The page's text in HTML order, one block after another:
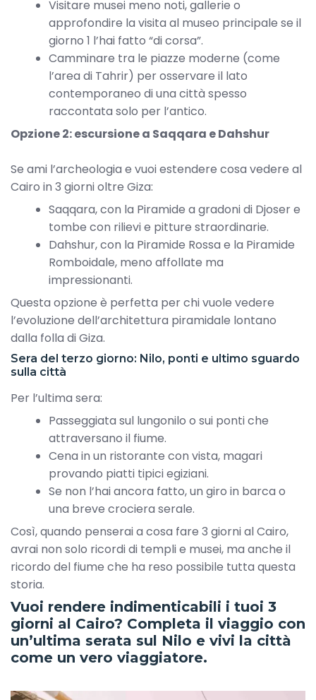
Visitare musei meno noti, gallerie o
approfondire la visita al museo principale se il
giorno 1 l’hai fatto “di corsa”.
Camminare tra le piazze moderne (come
l’area di Tahrir) per osservare il lato
contemporaneo di una città spesso
raccontata solo per l’antico.
Opzione 2: escursione a Saqqara e Dahshur
Se ami l’archeologia e vuoi estendere cosa vedere al
Cairo in 3 giorni oltre Giza:
Saqqara, con la Piramide a gradoni di Djoser e
tombe con rilievi e pitture straordinarie.
Dahshur, con la Piramide Rossa e la Piramide
Romboidale, meno affollate ma
impressionanti.
Questa opzione è perfetta per chi vuole vedere
l’evoluzione dell’architettura piramidale lontano
dalla folla di Giza.
Sera del terzo giorno: Nilo, ponti e ultimo sguardo
sulla città
Per l’ultima sera:
Passeggiata sul lungonilo o sui ponti che
attraversano il fiume.
Cena in un ristorante con vista, magari
provando piatti tipici egiziani.
Se non l’hai ancora fatto, un giro in barca o
una breve crociera serale.
Così, quando penserai a cosa fare 3 giorni al Cairo,
avrai non solo ricordi di templi e musei, ma anche il
ricordo del fiume che ha reso possibile tutta questa
storia.
Vuoi rendere indimenticabili i tuoi 3
giorni al Cairo? Completa il viaggio con
un’ultima serata sul Nilo e vivi la città
come un vero viaggiatore.